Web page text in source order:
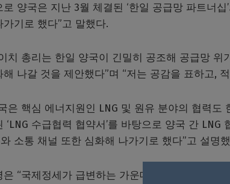
로 양국은 지난 3월 체결된 ‘한일 공급망 파트너
가기로 했다”고 말했다.
치 총리는 한일 양국이 긴밀히 공조해 공급망
해 나갈 것을 제안했다”며 “저는 공감을 표하고,
은 핵심 에너지원인 LNG 및 원유 분야의 협력도
‘LNG 수급협력 협약서’를 바탕으로 양국 간
소통 채널 또한 심화해 나가기로 했다”고 설명
은 “국제정세가 급변하는 가운데, 역내 평화와 안